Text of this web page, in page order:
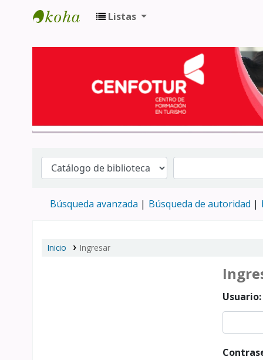
Listas
Búsqueda avanzada Búsqueda de autoridad
Inicio Ingresar
Usuario: